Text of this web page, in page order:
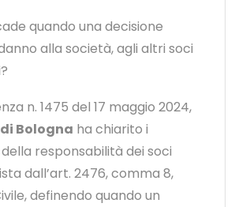
quando una decisione
alla società, agli altri soci
n. 1475 del 17 maggio 2024,
Bologna ha chiarito i
responsabilità dei soci
dall’art. 2476, comma 8,
definendo quando un